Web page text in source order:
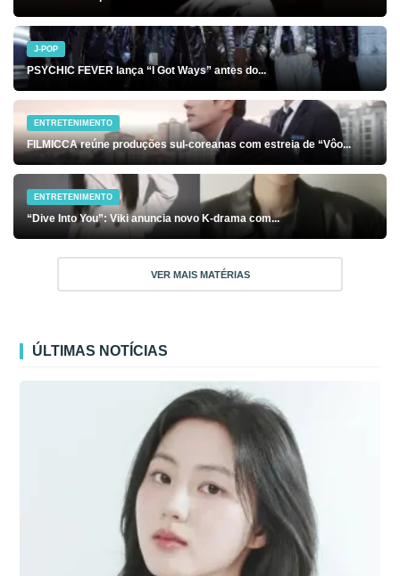
J-POP
PSYCHIC FEVER lança “I Got Ways” antes do...
ENTRETENIMENTO
FILMICCA reúne produções sul-coreanas com estreia de “Vôo...
ENTRETENIMENTO
“Dive Into You”: Viki anuncia novo K-drama com...
VER MAIS MATÉRIAS
ÚLTIMAS NOTÍCIAS